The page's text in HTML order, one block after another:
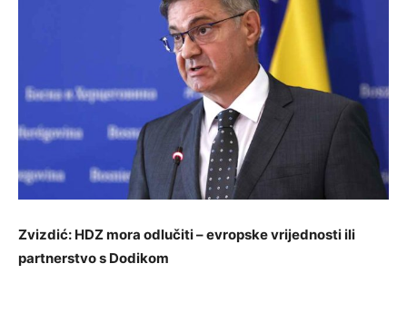
Zvizdić: HDZ mora odlučiti – evropske vrijednosti ili
partnerstvo s Dodikom